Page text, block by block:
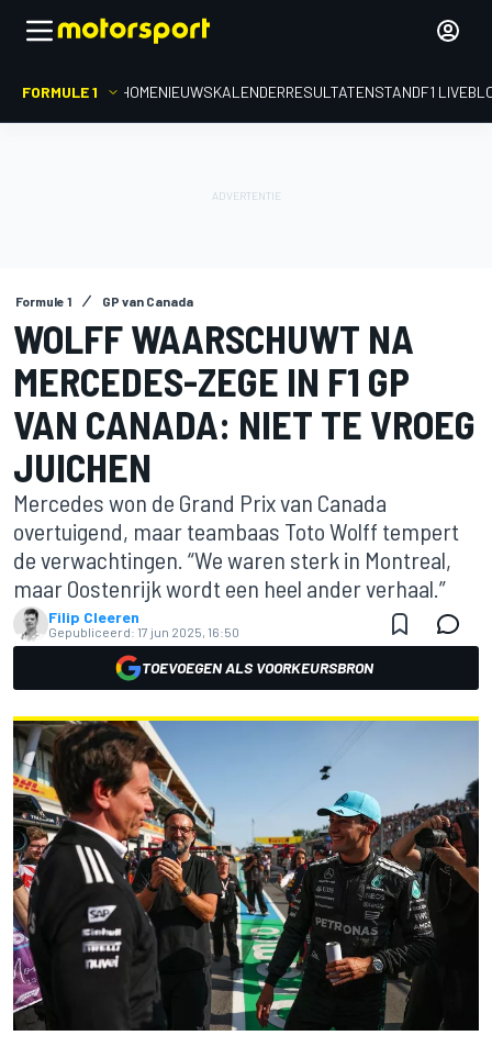
FORMULE 1 HOMENIEUWSKALENDERRESULTATENSTANDF1
Formule 1 GP van Canada
WOLFF WAARSCHUWT NA
MERCEDES-ZEGE IN F1 GP
VAN CANADA: NIET TE VROEG
JUICHEN
Mercedes won de Grand Prix van Canada
overtuigend, maar teambaas Toto Wolff tempert
de verwachtingen. “We waren sterk in Montreal,
maar Oostenrijk wordt een heel ander verhaal.”
Filip Cleeren
Gepubliceerd: 17 jun 2025, 16:50
TOEVOEGEN ALS VOORKEURSBRON